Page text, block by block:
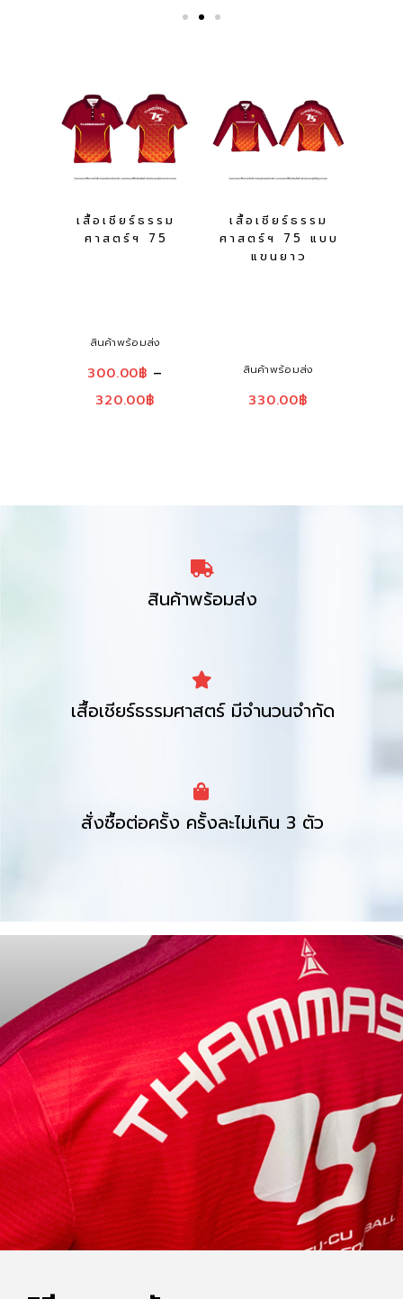
เสื้อเชียร์ธรรม
ศาสตร์ฯ 75
สินค้าพร้อมส่ง
300.00฿ –
320.00฿
เสื้อเชียร์ธรรม
ศาสตร์ฯ 75 แบบ
แขนยาว
สินค้าพร้อมส่ง
330.00฿
สินค้าพร้อมส่ง
เสื้อเชียร์ธรรมศาสตร์ มีจำนวนจำกัด
สั่งซื้อต่อครั้ง ครั้งละไม่เกิน 3 ตัว